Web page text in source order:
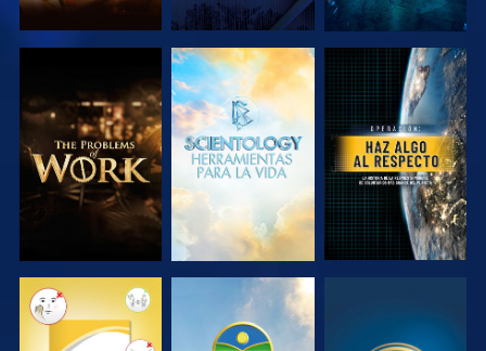
EXPLORA LAS
SERIES
EXPLORA LAS
SERIES
VE
VE VE VE